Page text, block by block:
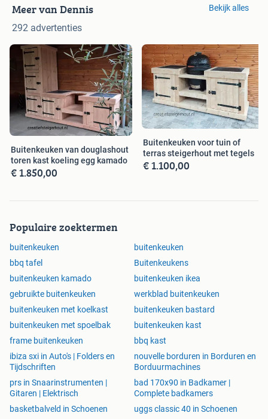
Meer van Dennis
292 advertenties
Bekijk alles
Buitenkeuken van douglashout
toren kast koeling egg kamado
€ 1.850,00
Buitenkeuken voor tuin of
terras steigerhout met tegels
€ 1.100,00
Populaire zoektermen
buitenkeuken
buitenkeuken
bbq tafel
Buitenkeukens
buitenkeuken kamado
buitenkeuken ikea
gebruikte buitenkeuken
werkblad buitenkeuken
buitenkeuken met koelkast
buitenkeuken bastard
buitenkeuken met spoelbak
buitenkeuken kast
frame buitenkeuken
bbq kast
ibiza sxi in Auto's | Folders en
Tijdschriften
nouvelle borduren in Borduren en
Borduurmachines
prs in Snaarinstrumenten |
Gitaren | Elektrisch
bad 170x90 in Badkamer |
Complete badkamers
basketbalveld in Schoenen
uggs classic 40 in Schoenen